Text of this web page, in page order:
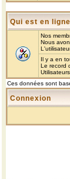
Qui est en
Nos
Nous
Il y a en
Le record
Ces données sont
Connexion